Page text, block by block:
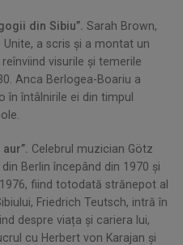
din Sibiu”. Sarah Brown,
a scris și a montat un
visurile și temerile
Anca Berlogea-Boariu a
întâlnirile ei din timpul
Celebrul muzician Götz
Berlin începând din 1970 și
fiind totodată strănepot al
Friedrich Teutsch, intră în
despre viața și cariera lui,
cu Herbert von Karajan și